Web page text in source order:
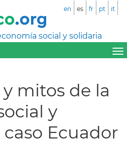
social y solidaria
en es fr pt it
mitos de la
y
Ecuador